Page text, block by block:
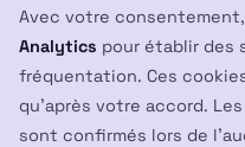
Avec votre
Analytics pour établir des
fréquentation. Ces
qu’après votre accord.
sont confirmés lors de